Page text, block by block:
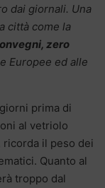
dai giornali. Una
città come la
zero
Europee ed alle
prima di
al vetriolo
il peso dei
Quanto al
troppo dal